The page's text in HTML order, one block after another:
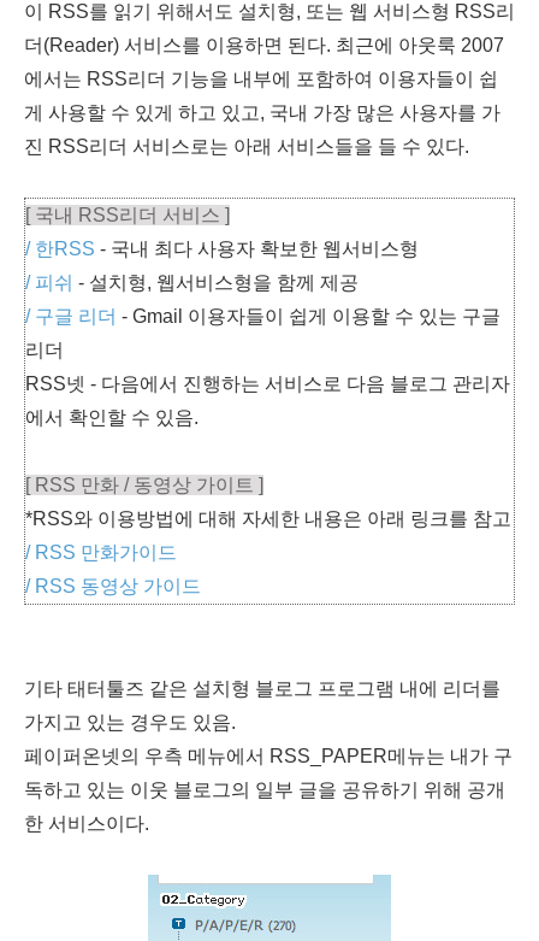
이 RSS를 읽기 위해서도 설치형, 또는 웹 서비스형 RSS리
더(Reader) 서비스를 이용하면 된다. 최근에 아웃룩 2007
에서는 RSS리더 기능을 내부에 포함하여 이용자들이 쉽
게 사용할 수 있게 하고 있고, 국내 가장 많은 사용자를 가
진 RSS리더 서비스로는 아래 서비스들을 들 수 있다.
[ 국내 RSS리더 서비스 ]
/ 한RSS - 국내 최다 사용자 확보한 웹서비스형
/ 피쉬 - 설치형, 웹서비스형을 함께 제공
/ 구글 리더 - Gmail 이용자들이 쉽게 이용할 수 있는 구글
리더
RSS넷 - 다음에서 진행하는 서비스로 다음 블로그 관리자
에서 확인할 수 있음.
[ RSS 만화 / 동영상 가이트 ]
*RSS와 이용방법에 대해 자세한 내용은 아래 링크를 참고
/ RSS 만화가이드
/ RSS 동영상 가이드
기타 태터툴즈 같은 설치형 블로그 프로그램 내에 리더를
가지고 있는 경우도 있음.
페이퍼온넷의 우측 메뉴에서 RSS_PAPER메뉴는 내가 구
독하고 있는 이웃 블로그의 일부 글을 공유하기 위해 공개
한 서비스이다.